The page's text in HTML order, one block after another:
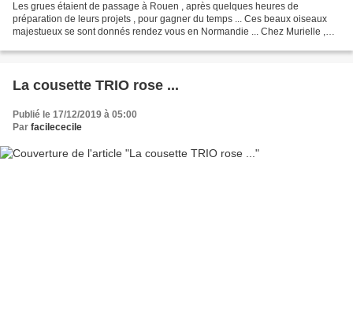
Les grues étaient de passage à Rouen , après quelques heures de
préparation de leurs projets , pour gagner du temps ... Ces beaux oiseaux
majestueux se sont donnés rendez vous en Normandie ... Chez Murielle ,
La cousette TRIO rose ...
Publié le 17/12/2019 à 05:00
Par facilececile